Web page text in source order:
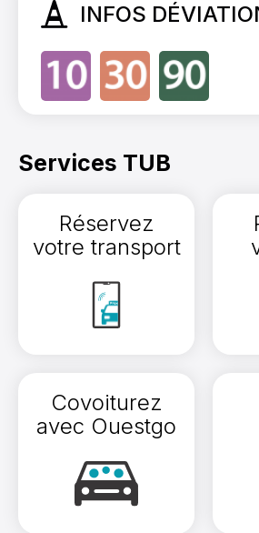
INFOS
Services TUB
Réservez
votre transport
Covoiturez
avec Ouestgo